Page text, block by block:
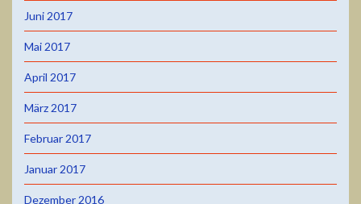
Juni 2017
Mai 2017
April 2017
März 2017
Februar 2017
Januar 2017
Dezember 2016